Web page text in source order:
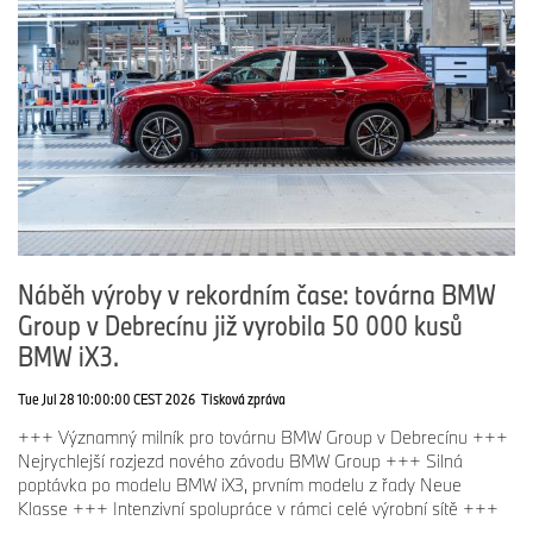
LinkedIn:https://www.linkedin.com/company/bmw-group/
Náběh výroby v rekordním čase: továrna BMW
Group v Debrecínu již vyrobila 50 000 kusů
BMW iX3.
Tue Jul 28 10:00:00 CEST 2026 Tisková zpráva
+++ Významný milník pro továrnu BMW Group v Debrecínu +++
Nejrychlejší rozjezd nového závodu BMW Group +++ Silná
poptávka po modelu BMW iX3, prvním modelu z řady Neue
Klasse +++ Intenzivní spolupráce v rámci celé výrobní sítě +++